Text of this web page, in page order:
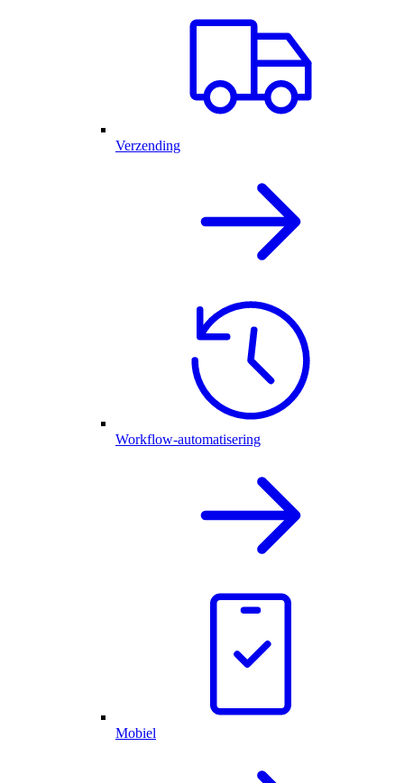
Verzending
Workflow-automatisering
Mobiel